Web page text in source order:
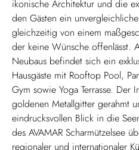
ikonische Architektur und die
den Gästen ein
gleichzeitig von einem
der keine Wünsche offenlässt.
Neubaus befindet sich ein
Hausgäste mit Rooftop Pool,
Gym sowie Yoga Terrasse. Der
goldenen Metallgitter gerahmt
eindrucksvollen Blick in die
des AVAMAR Scharmützelsee
regionaler und internationaler